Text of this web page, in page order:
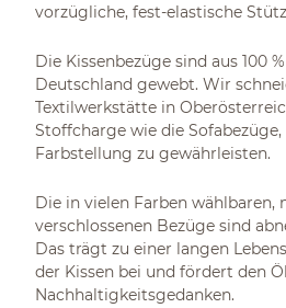
vorzügliche, fest-elastische
Die Kissenbezüge sind aus 100
Deutschland gewebt. Wir
Textilwerkstätte in
Stoffcharge wie die
Farbstellung zu gewährleisten.
Die in vielen Farben wählbaren,
verschlossenen Bezüge sind
Das trägt zu einer langen
der Kissen bei und fördert den
Nachhaltigkeitsgedanken.